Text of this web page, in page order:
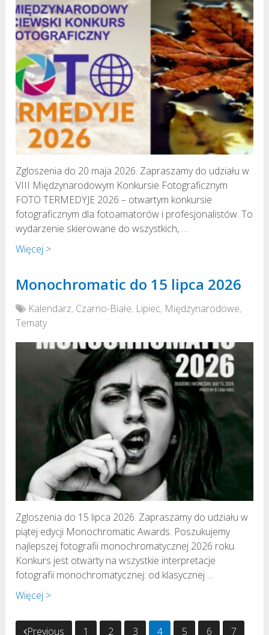
Zgloszenia do 20 maja 2026. Zapraszamy do udziału w
VIII Międzynarodowym Konkursie Fotograficznym
FOTO TERMEDYJE 2026 – otwartym konkursie
fotograficznym dla fotoamatorów i profesjonalistów. To
wydarzenie skierowane do wszystkich, …
Więcej >
Monochromatic do 15 lipca 2026
Kalendarz, Czarno-Białe, Lipiec, Międzynarodowe,
Tematy
Zgloszenia do 15 lipca 2026. Zapraszamy do udziału w
piątej edycji Monochromatic Awards. Poszukujemy
najlepszej fotografii monochromatycznej 2026 roku.
Konkurs jest otwarty na wszystkie interpretacje
fotografii monochromatycznej: od klasycznej …
Więcej >
Stronicowanie
Previous 1 2 3 4 5 6 7